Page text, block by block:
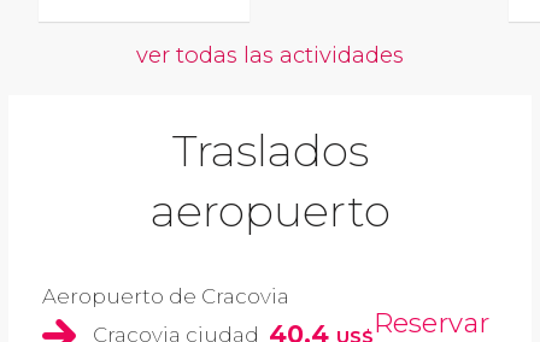
ver todas las actividades
Traslados
aeropuerto
Aeropuerto de Cracovia
Cracovia ciudad 40,4 US$Reservar